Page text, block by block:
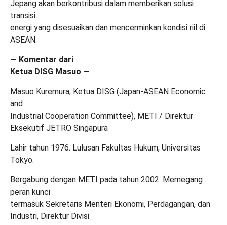
Jepang akan berkontribusi dalam memberikan solusi
transisi
energi yang disesuaikan dan mencerminkan kondisi riil di
ASEAN.
— Komentar dari
Ketua DISG Masuo —
Masuo Kuremura, Ketua DISG (Japan-ASEAN Economic
and
Industrial Cooperation Committee), METI / Direktur
Eksekutif JETRO Singapura
Lahir tahun 1976. Lulusan Fakultas Hukum, Universitas
Tokyo.
Bergabung dengan METI pada tahun 2002. Memegang
peran kunci
termasuk Sekretaris Menteri Ekonomi, Perdagangan, dan
Industri, Direktur Divisi